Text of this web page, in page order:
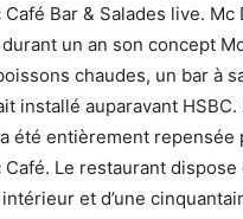
Café Bar & Salades live.
un an son concept
chaudes, un bar à
installé auparavant HSBC.
été entièrement repensée
Café. Le restaurant
et d’une